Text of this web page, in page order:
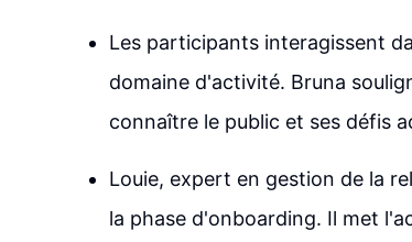
Les participants interagissent
domaine d'activité. Bruna
connaître le public et ses défis
Louie, expert en gestion de la
la phase d'onboarding. Il met